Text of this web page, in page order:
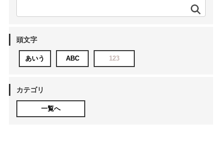
頭文字
あいう ABC 123
カテゴリ
一覧へ